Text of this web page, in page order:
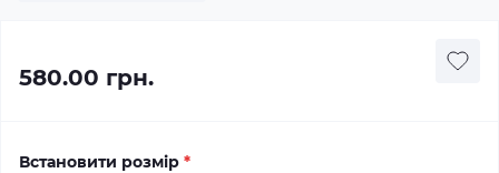
580.00 грн.
Встановити розмір *